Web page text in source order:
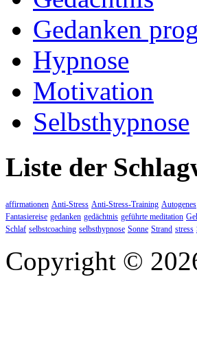
Gedanken
Hypnose
Motivation
Selbsthypnose
Liste der
affirmationen Anti-Stress Anti-Stress-Training Autogenes
Fantasiereise gedanken gedächtnis geführte meditation
Schlaf selbstcoaching selbsthypnose Sonne Strand stress
Copyright ©